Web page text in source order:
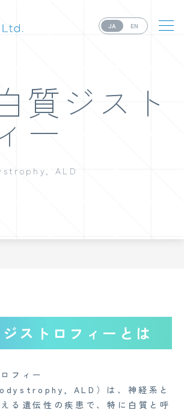
質ジスト
ー
ALD
ストロフィーとは
フィー
ALD）は、神経系と
る遺伝性の疾患で、特に白質と呼
JA EN